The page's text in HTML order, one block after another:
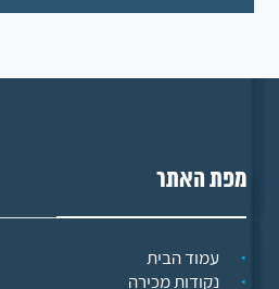
מפת האתר
עמוד הבית
נקודות מכירה